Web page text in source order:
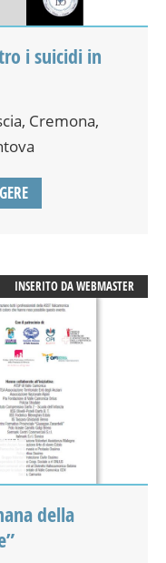
i suicidi in
Cremona,
INSERITO DAWEBMASTER
della